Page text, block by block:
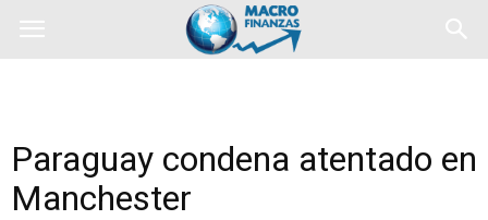
Paraguay condena atentado en
Manchester